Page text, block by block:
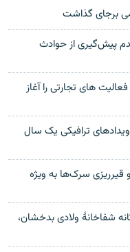
پیش‌گیری از حوادث
های تجارتی را آغاز
ترافیکی یک سال
قیرریزی سرک‌ها به ویژه
شفاخانهٔ ولادی بدخشان،